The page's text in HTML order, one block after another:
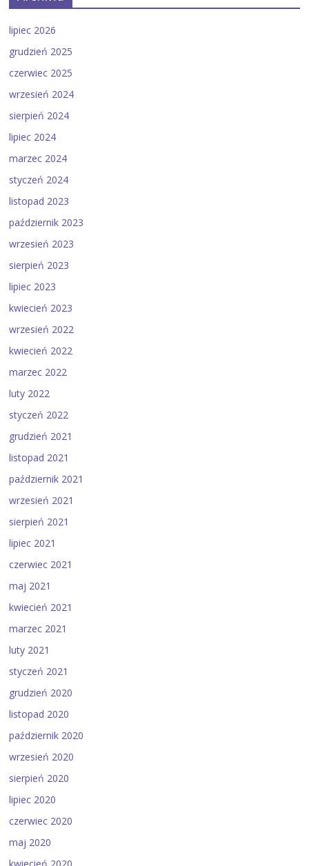
lipiec 2026
grudzień 2025
czerwiec 2025
wrzesień 2024
sierpień 2024
lipiec 2024
marzec 2024
styczeń 2024
listopad 2023
październik 2023
wrzesień 2023
sierpień 2023
lipiec 2023
kwiecień 2023
wrzesień 2022
kwiecień 2022
marzec 2022
luty 2022
styczeń 2022
grudzień 2021
listopad 2021
październik 2021
wrzesień 2021
sierpień 2021
lipiec 2021
czerwiec 2021
maj 2021
kwiecień 2021
marzec 2021
luty 2021
styczeń 2021
grudzień 2020
listopad 2020
październik 2020
wrzesień 2020
sierpień 2020
lipiec 2020
czerwiec 2020
maj 2020